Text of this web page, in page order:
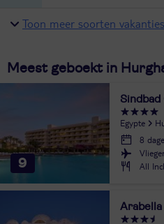
Toon meer soorten vakanties
Meest geboekt in
9
Sindbad
Egypte
8
All
Arabella